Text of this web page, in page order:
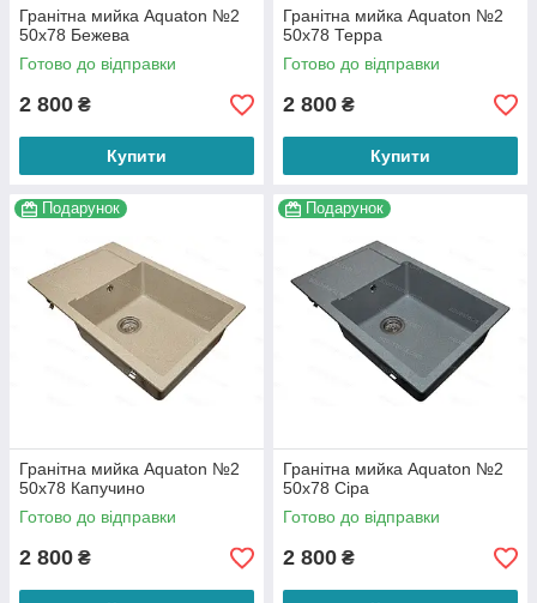
Гранітна мийка Aquaton №2
50х78 Бежева
Готово до відправки
2 800 ₴
Купити
Гранітна мийка Aquaton №2
50х78 Терра
Готово до відправки
2 800 ₴
Купити
Подарунок
Гранітна мийка Aquaton №2
50х78 Капучино
Готово до відправки
2 800 ₴
Подарунок
Гранітна мийка Aquaton №2
50х78 Сіра
Готово до відправки
2 800 ₴